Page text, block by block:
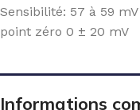
Sensibilité: 57 à 59
point zéro 0 ± 20 mV
Informations